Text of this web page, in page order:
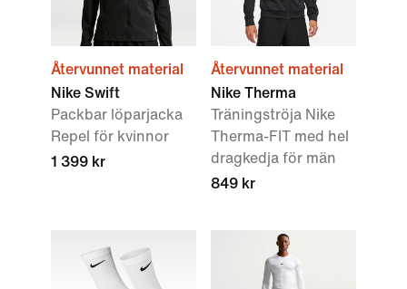
Återvunnet material
Nike Swift
Packbar löparjacka
Repel för kvinnor
1 399 kr
Återvunnet material
Nike Therma
Träningströja Nike
Therma-FIT med hel
dragkedja för män
849 kr